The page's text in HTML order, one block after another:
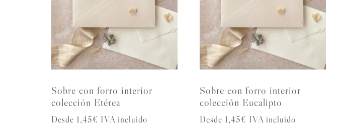
Sobre con forro interior
colección Etérea
Desde 1,45€ IVA incluido
Sobre con forro interior
colección Eucalipto
Desde 1,45€ IVA incluido